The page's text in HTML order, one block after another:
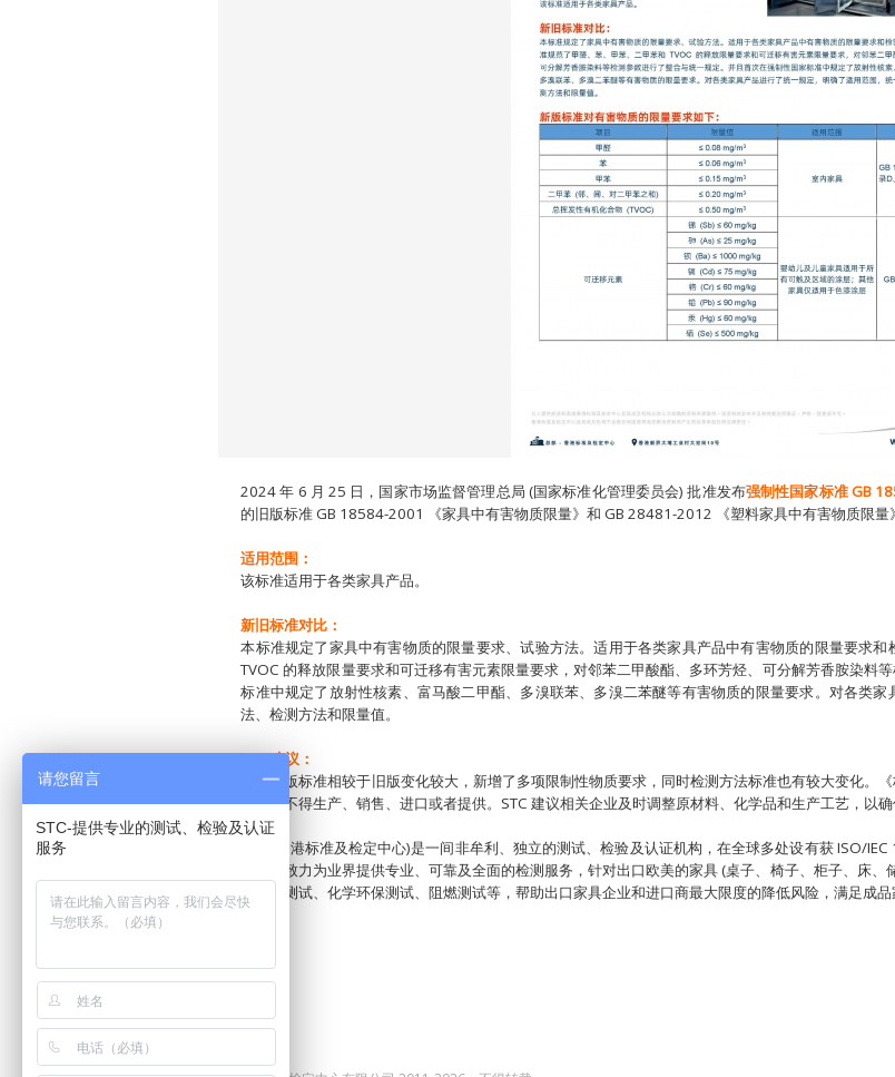
2024 年 6 月 25 日，国家市场监督管理总局 (国家标准化管理委员会) 批准发布强制性国家标准GB
的旧版标准 GB 18584-2001 《家具中有害物质限量》和 GB 28481-2012 《塑料家具中有害物质限量
适用范围：
该标准适用于各类家具产品。
新旧标准对比：
本标准规定了家具中有害物质的限量要求、试验方法。适用于各类家具产品中有害物质的限量要求
TVOC 的释放限量要求和可迁移有害元素限量要求，对邻苯二甲酸酯、多环芳烃、可分解芳香胺染料
标准中规定了放射性核素、富马酸二甲酯、多溴联苯、多溴二苯醚等有害物质的限量要求。对各类
法、检测方法和限量值。
STC建议：
由于新版标准相较于旧版变化较大，新增了多项限制性物质要求，同时检测方法标准也有较大变化。
服务，不得生产、销售、进口或者提供。STC 建议相关企业及时调整原材料、化学品和生产工艺，以确
STC (香港标准及检定中心)是一间非牟利、独立的测试、检验及认证机构，在全球多处设有获 ISO/
经验，致力为业界提供专业、可靠及全面的检测服务，针对出口欧美的家具 (桌子、椅子、柜子、床
具物理测试、化学环保测试、阻燃测试等，帮助出口家具企业和进口商最大限度的降低风险，满足成品
请您留言
STC-提供专业的测试、检验及认证
服务